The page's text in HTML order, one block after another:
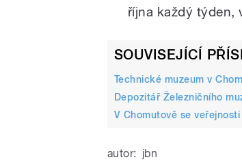
října každý týden,
SOUVISEJÍCÍ
Technické muzeum v
Depozitář Železničního
V Chomutově se
autor: jbn